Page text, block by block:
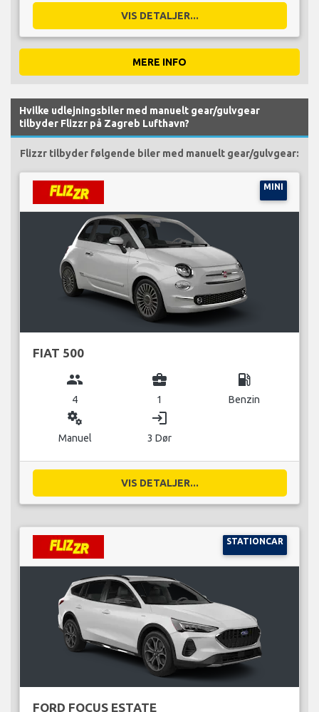
VIS DETALJER...
MERE INFO
Hvilke udlejningsbiler med manuelt gear/gulvgear
tilbyder Flizzr på Zagreb Lufthavn?
Flizzr tilbyder følgende biler med manuelt gear/gulvgear:
MINI
FIAT 500
group
4
business_center
1
local_gas_station
Benzin
miscellaneous_services
Manuel
login
3 Dør
VIS DETALJER...
STATIONCAR
FORD FOCUS ESTATE